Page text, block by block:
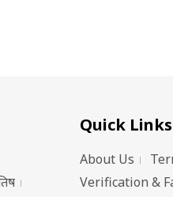
Quick Links
About Us
Verification &